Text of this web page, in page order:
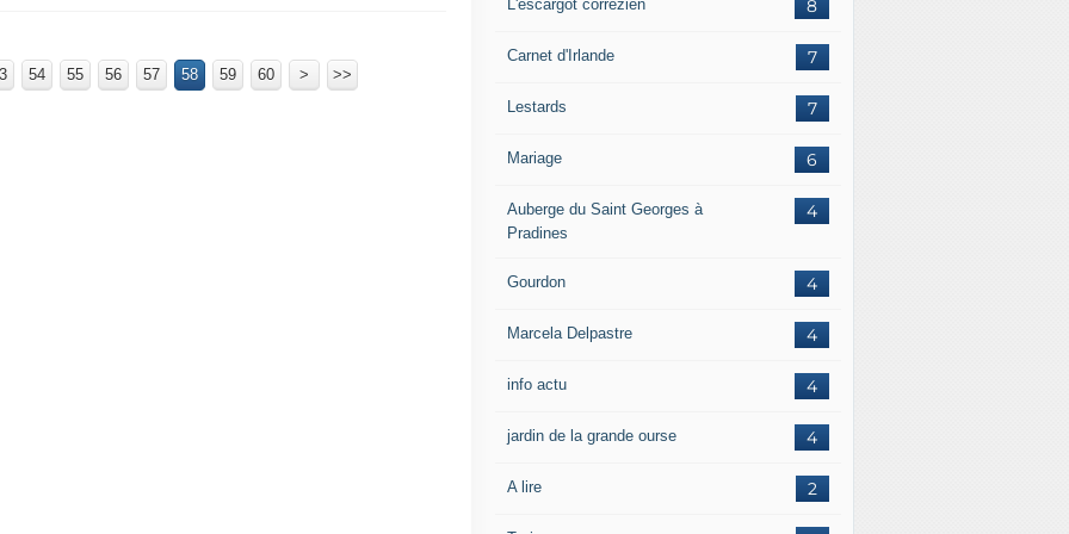
54 55 56 57 58 59 60 70
80
90
100
200
> >>
8
L'escargot corrézien
7
Carnet d'Irlande
7
Lestards
6
Mariage
4
Auberge du Saint Georges à
Pradines
4
Gourdon
4
Marcela Delpastre
4
info actu
4
jardin de la grande ourse
2
A lire